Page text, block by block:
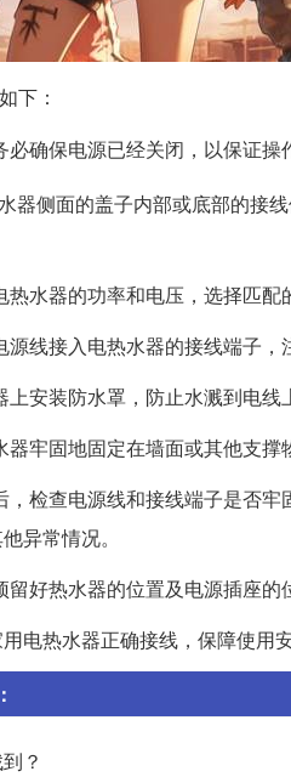
下：
确保电源已经关闭，以保证操
器侧面的盖子内部或底部的接
热水器的功率和电压，选择匹
源线接入电热水器的接线端子
安装防水罩，防止水溅到电线
牢固地固定在墙面或其他支撑
，检查电源线和接线端子是否
异常情况。
好热水器的位置及电源插座的
电热水器正确接线，保障使用
？